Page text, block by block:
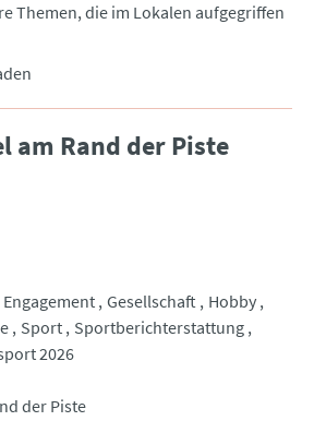
Themen, die im Lokalen aufgegriffen
am Rand der Piste
Engagement Gesellschaft Hobby
Sport Sportberichterstattung
2026
der Piste